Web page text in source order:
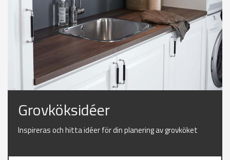
Grovköksidéer
Inspireras och hitta idéer för din planering av grovköket